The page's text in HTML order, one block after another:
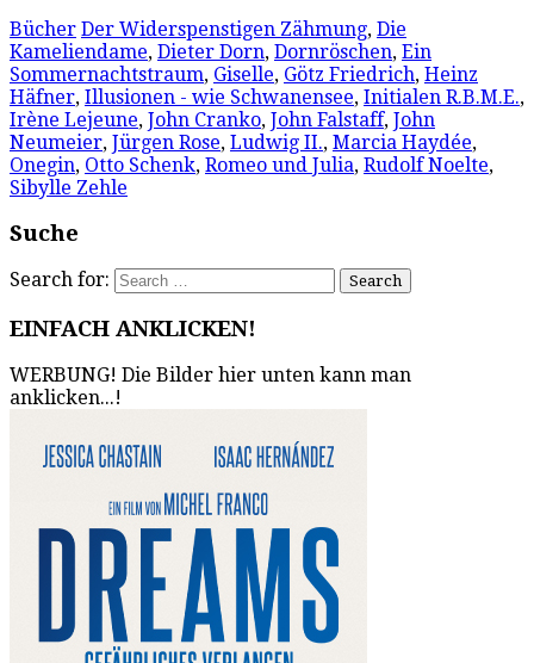
Bücher Der Widerspenstigen Zähmung, Die
Kameliendame, Dieter Dorn, Dornröschen, Ein
Sommernachtstraum, Giselle, Götz Friedrich, Heinz
Häfner, Illusionen - wie Schwanensee, Initialen R.B.M.E.,
Irène Lejeune, John Cranko, John Falstaff, John
Neumeier, Jürgen Rose, Ludwig II., Marcia Haydée,
Onegin, Otto Schenk, Romeo und Julia, Rudolf Noelte,
Sibylle Zehle
Suche
Search for:
EINFACH ANKLICKEN!
WERBUNG! Die Bilder hier unten kann man
anklicken...!